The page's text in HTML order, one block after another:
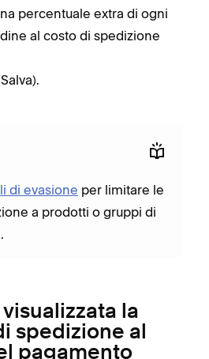
percentuale extra di ogni
al costo di spedizione
di evasione per limitare le
a prodotti o gruppi di
la
spedizione al
pagamento